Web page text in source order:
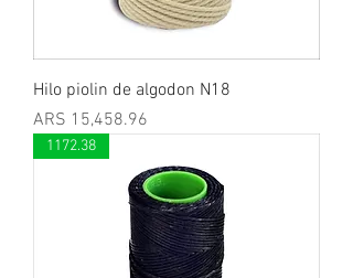
Hilo piolin de algodon N18
Price
ARS 15,458.96
1172.38